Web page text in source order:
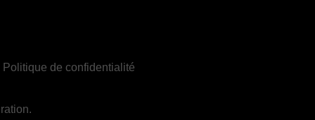
Politique de confidentialité